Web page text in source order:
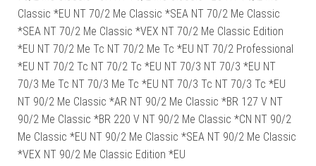
Classic *EU NT 70/2 Me Classic *SEA NT 70/2 Me Classic
*SEA NT 70/2 Me Classic *VEX NT 70/2 Me Classic Edition
*EU NT 70/2 Me Tc NT 70/2 Me Tc *EU NT 70/2 Professional
*EU NT 70/2 Tc NT 70/2 Tc *EU NT 70/3 NT 70/3 *EU NT
70/3 Me Tc NT 70/3 Me Tc *EU NT 70/3 Tc NT 70/3 Tc *EU
NT 90/2 Me Classic *AR NT 90/2 Me Classic *BR 127 V NT
90/2 Me Classic *BR 220 V NT 90/2 Me Classic *CN NT 90/2
Me Classic *EU NT 90/2 Me Classic *SEA NT 90/2 Me Classic
*VEX NT 90/2 Me Classic Edition *EU